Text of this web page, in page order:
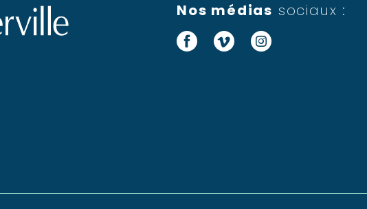
Nos médias sociaux :
Facebook
VimeoInstagram